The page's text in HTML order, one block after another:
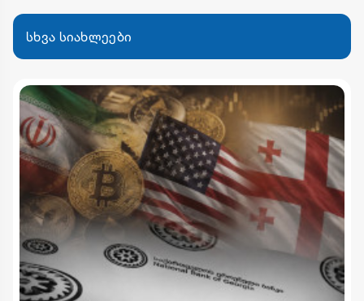
სხვა სიახლეები